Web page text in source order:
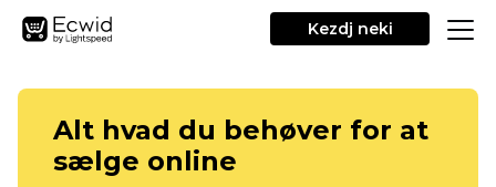
Kezdj neki
Alt hvad du behøver for at
sælge online